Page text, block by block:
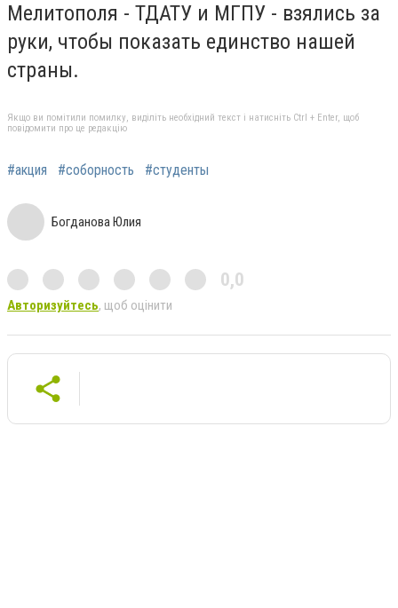
Мелитополя - ТДАТУ и МГПУ - взялись за
руки, чтобы показать единство нашей
страны.
Якщо ви помітили помилку, виділіть необхідний текст і натисніть Ctrl + Enter, щоб
повідомити про це редакцію
#акция #соборность #студенты
Богданова Юлия
0,0
Авторизуйтесь, щоб оцінити